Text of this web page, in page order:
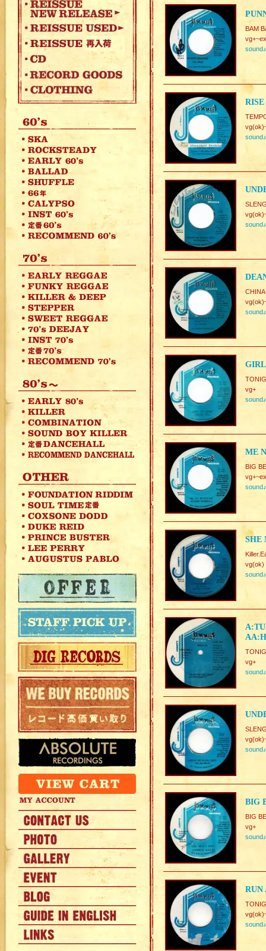
BAM
sound♪
sound♪
sound♪
sound♪
vg+
sound♪
ME
BIG
sound♪
SHE
vg(ok)
sound♪
vg+
sound♪
sound♪
BIG
BIG
vg+
sound♪
RUN
sound♪